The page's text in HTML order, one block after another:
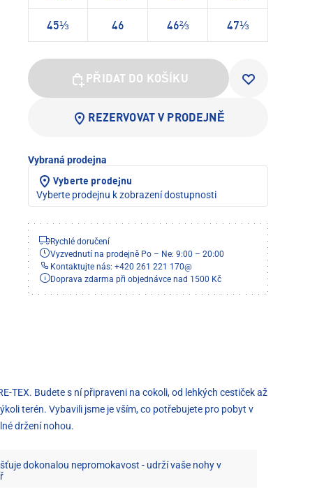
45⅓ 46 46⅔ 47⅓
PŘIDAT DO KOŠÍKU
REZERVOVAT V PRODEJNĚ
Vybraná prodejna
Vyberte prodejnu
Vyberte prodejnu k zobrazení dostupnosti
Rychlé doručení
Vyzvednutí na prodejně Po – Ne: 9:00 – 20:00
Kontaktujte nás: +420 261 221 170@
Doprava zdarma při objednávce nad 1500 Kč
TEX. Budete s ní připraveni na cokoli, od lehkých cestiček až
terén. Vybavili jsme je vším, co potřebujete pro pobyt v
držení nohou.
dokonalou nepromokavost - udrží vaše nohy v